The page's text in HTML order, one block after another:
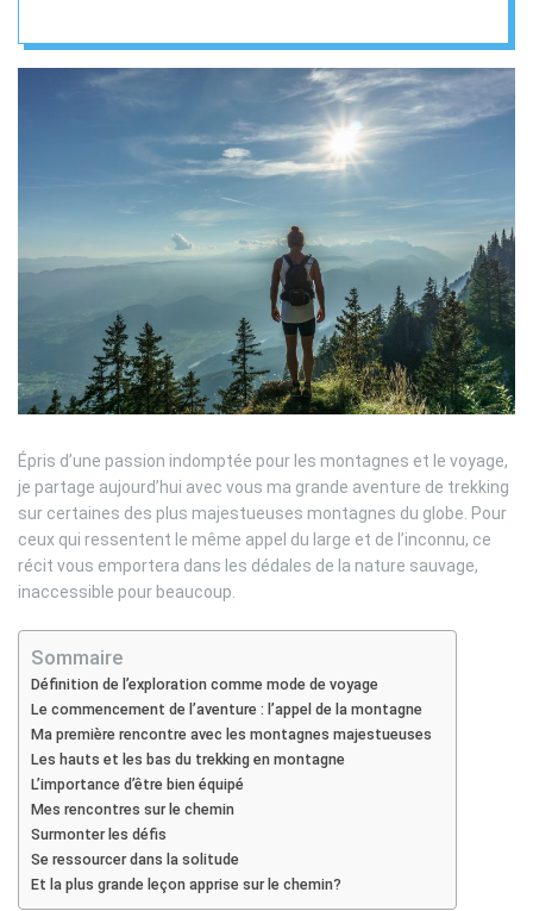
mode de voyage
Épris d’une passion indomptée pour les montagnes et le voyage,
je partage aujourd’hui avec vous ma grande aventure de trekking
sur certaines des plus majestueuses montagnes du globe. Pour
ceux qui ressentent le même appel du large et de l’inconnu, ce
récit vous emportera dans les dédales de la nature sauvage,
inaccessible pour beaucoup.
Sommaire
Définition de l’exploration comme mode de voyage
Le commencement de l’aventure : l’appel de la montagne
Ma première rencontre avec les montagnes majestueuses
Les hauts et les bas du trekking en montagne
L’importance d’être bien équipé
Mes rencontres sur le chemin
Surmonter les défis
Se ressourcer dans la solitude
Et la plus grande leçon apprise sur le chemin?